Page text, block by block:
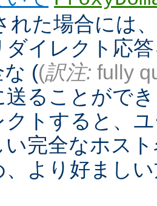
れた場合には
ダイレクト応
な ((訳注: fully
送ることがで
クトすると、
い完全なホス
、より好まし